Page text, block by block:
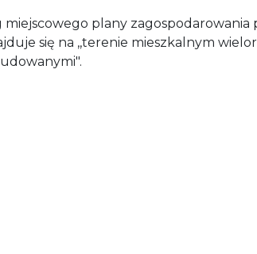
miejscowego plany
się na ,,terenie mieszkalnym